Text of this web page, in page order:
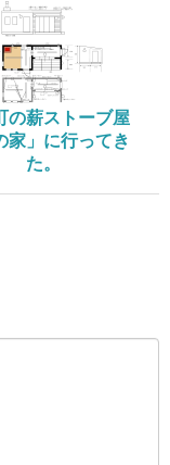
の薪ストーブ屋
家」に行ってき
た。